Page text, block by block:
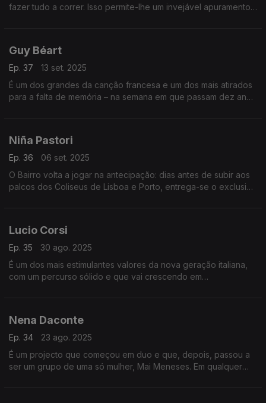
fazer tudo a correr. Isso permite-lhe um invejável apuramento
Guy Béart
Ep. 37
13 set. 2025
É um dos grandes da canção francesa e um dos mais atirados
para a falta de memória – na semana em que passam dez anos
Niña Pastori
Ep. 36
06 set. 2025
O Bairro volta a jogar na antecipação: dias antes de subir aos
palcos dos Coliseus de Lisboa e Porto, entrega-se o exclusivo
Lucio Corsi
Ep. 35
30 ago. 2025
É um dos mais estimulantes valores da nova geração italiana,
com um percurso sólido e que vai crescendo em
Nena Daconte
Ep. 34
23 ago. 2025
É um projecto que começou em duo e que, depois, passou a
ser um grupo de uma só mulher, Mai Meneses. Em qualquer